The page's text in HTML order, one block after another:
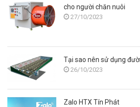
cho người chăn nuôi
27/10/2023
Tại sao nên sử dụng
26/10/2023
Zalo HTX Tín Phát